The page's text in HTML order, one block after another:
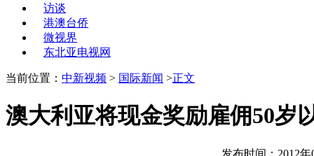
访谈
港澳台侨
微视界
东北亚电视网
当前位置： 中新视频 > 国际新闻 >正文
澳大利亚将现金奖励雇佣50岁
发布时间：2012年